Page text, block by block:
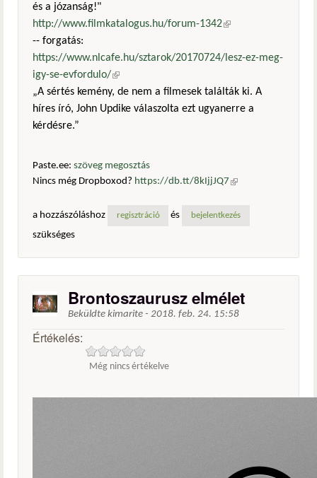
és a józanság!"
http://www.filmkatalogus.hu/forum-1342(külső
-- forgatás:
https://www.nlcafe.hu/sztarok/20170724/lesz-ez-meg-
igy-se-evfordulo/(külső hivatkozás)
„A sértés kemény, de nem a filmesek találták ki. A
híres író, John Updike válaszolta ezt ugyanerre a
kérdésre.”
Paste.ee: szöveg megosztás
Nincs még Dropboxod? https://db.tt/8kIjjJQ7 (külső
a hozzászóláshoz
regisztráció és bejelentkezés
szükséges
Brontoszaurusz elmélet
Beküldte kimarite - 2018. feb. 24. 15:58
Értékelés:
Még nincs értékelve